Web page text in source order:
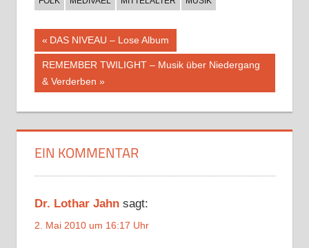
Beitragsnavigation
Vorheriger
Beitrag:
DAS NIVEAU – Lose Album
Nächster
Beitrag:
REMEMBER TWILIGHT – Musik über Niedergang
& Verderben
EIN KOMMENTAR
Dr. Lothar Jahn sagt:
2. Mai 2010 um 16:17 Uhr